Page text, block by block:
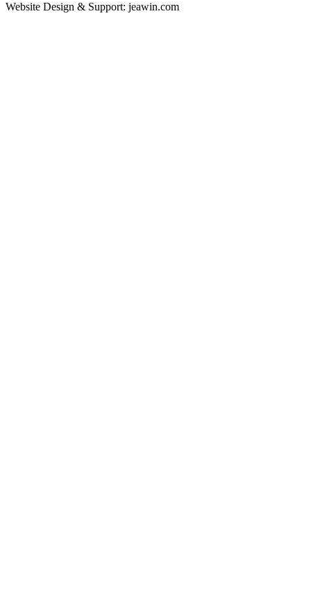
Website Design & Support: jeawin.com